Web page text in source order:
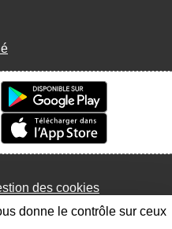
des cookies
donne le contrôle sur ceux